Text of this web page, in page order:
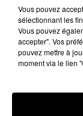
21 mai 2025 - 1
L'AGENDA
13H35
Vous pouvez
sélectionnant les
Vous pouvez
accepter". Vos
pouvez mettre à
moment via le lien